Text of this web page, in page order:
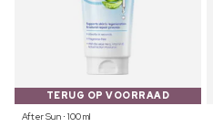
TERUG OP VOORRAAD
After Sun ⋅ 100 ml